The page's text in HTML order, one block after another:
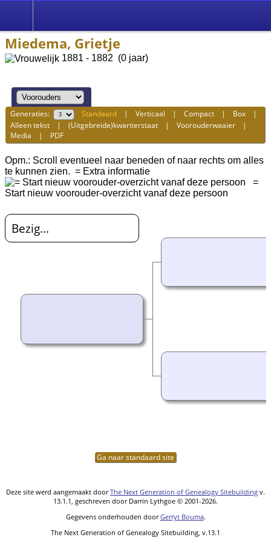
Miedema, Grietje
1881 - 1882 (0 jaar)
Generaties: Standaard |Verticaal |Compact | Box |
Alleen tekst |(Uitgebreide)kwartierstaat |Voorouderwaaier |
Media | PDF
Opm.: Scroll eventueel naar beneden of naar rechts om alles
te kunnen zien. = Extra informatie
=
Start nieuw voorouder-overzicht vanaf deze persoon
Bezig...
Ga naar standaard site
Deze site werd aangemaakt doorThe Next Generation of Genealogy Sitebuilding v.
13.1.1, geschreven door Darrin Lythgoe © 2001-2026.
Gegevens onderhouden doorGerryt Bouma.
The Next Generation of Genealogy Sitebuilding, v.13.1